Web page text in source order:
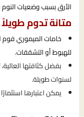
الأرق بسبب وضعيات النوم
متانة تدوم طويلاً
خامات الميموري
للهبوط أو التشققات.
بفضل كثافتها
لسنوات طويلة.
يمكن اعتبارها